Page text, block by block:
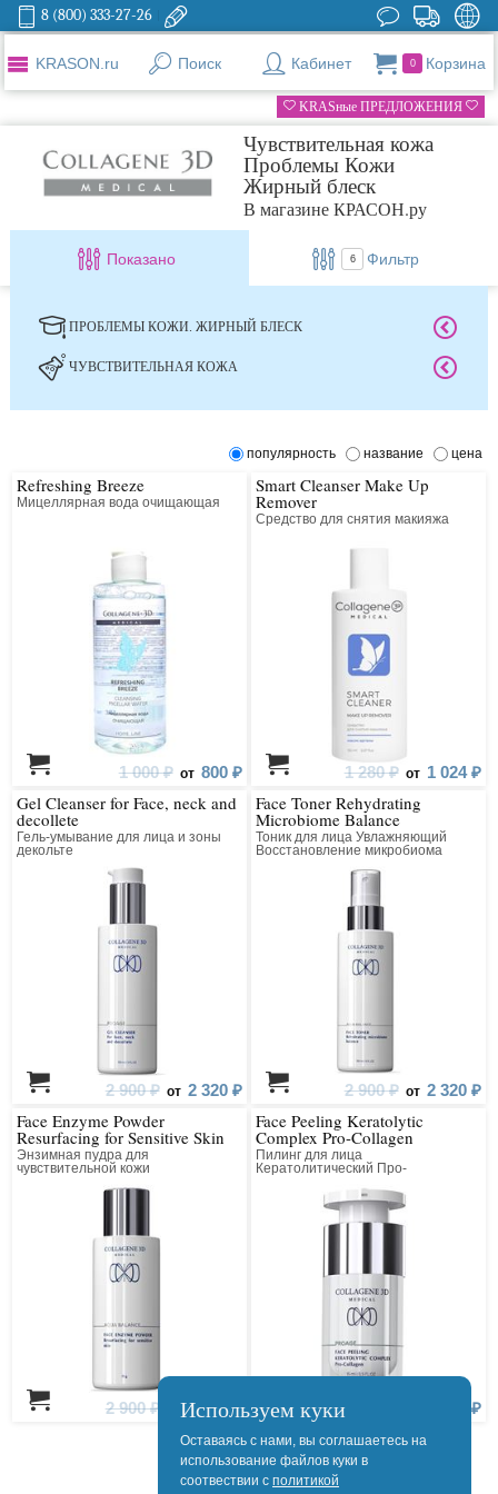
8 (800) 333-27-26
KRASON.ru Поиск Кабинет 0 Корзина
KRASные ПРЕДЛОЖЕНИЯ
Чувствительная кожа
Проблемы Кожи
Жирный блеск
В магазине КРАСОН.ру
Показано 6 Фильтр
ПРОБЛЕМЫ КОЖИ. ЖИРНЫЙ БЛЕСК
ЧУВСТВИТЕЛЬНАЯ КОЖА
популярность название цена
Refreshing Breeze
Мицеллярная вода очищающая
1 000 ₽ от 800 ₽
Smart Cleanser Make Up
Remover
Средство для снятия макияжа
1 280 ₽ от 1 024 ₽
Gel Cleanser for Face, neck and
decollete
Гель-умывание для лица и зоны
декольте
2 900 ₽ от 2 320 ₽
Face Toner Rehydrating
Microbiome Balance
Тоник для лица Увлажняющий
Восстановление микробиома
2 900 ₽ от 2 320 ₽
Face Enzyme Powder
Resurfacing for Sensitive Skin
Энзимная пудра для
чувствительной кожи
2 900 ₽ 2 320 ₽
Face Peeling Keratolytic
Complex Pro-Collagen
Пилинг для лица
Кератолитический Про-
4 400 ₽ 3 520 ₽
Используем куки
Оставаясь с нами, вы соглашаетесь на
использование файлов куки в
соотвествии с политикой